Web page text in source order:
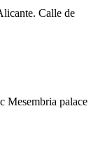
Calle de
Mesembria palace